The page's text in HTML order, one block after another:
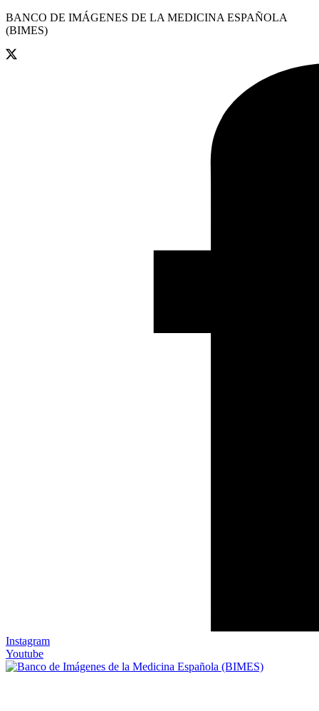
BANCO DE IMÁGENES DE LA MEDICINA ESPAÑOLA
(BIMES)
Instagram
Youtube